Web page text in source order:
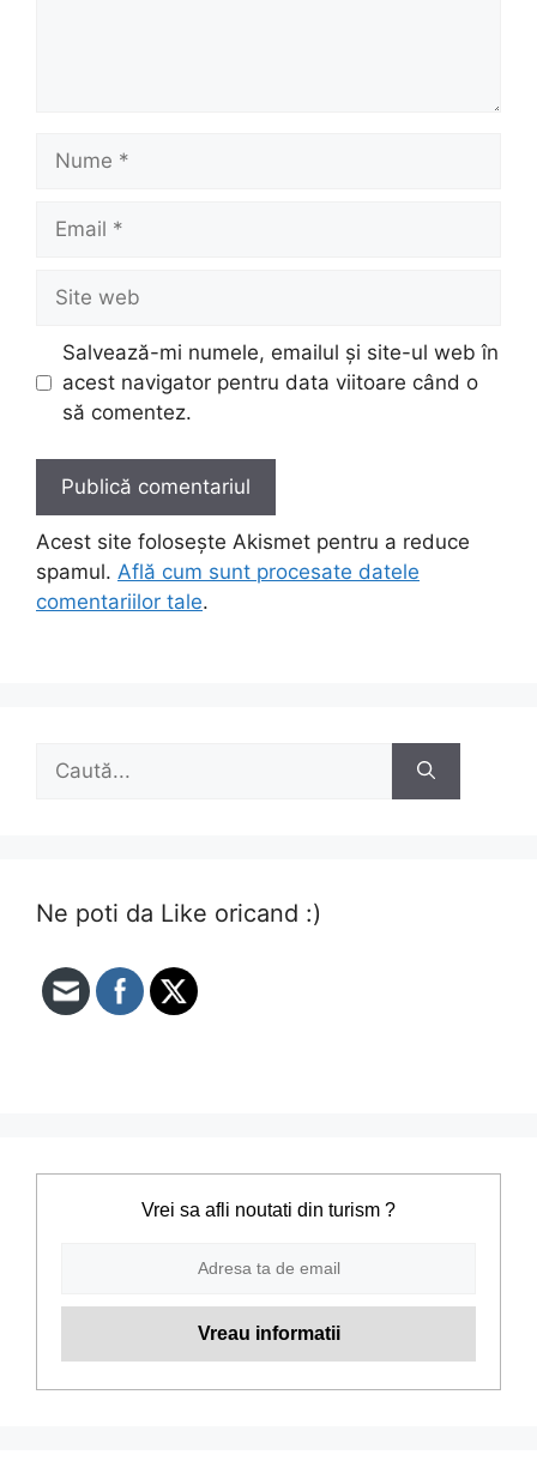
Nume
Email
Site
web
Salvează-mi numele, emailul și site-ul web în
acest navigator pentru data viitoare când o
să comentez.
Acest site folosește Akismet pentru a reduce
spamul. Află cum sunt procesate datele
comentariilor tale.
Caută
Ne poti da Like oricand :)
Vrei sa afli noutati din turism ?